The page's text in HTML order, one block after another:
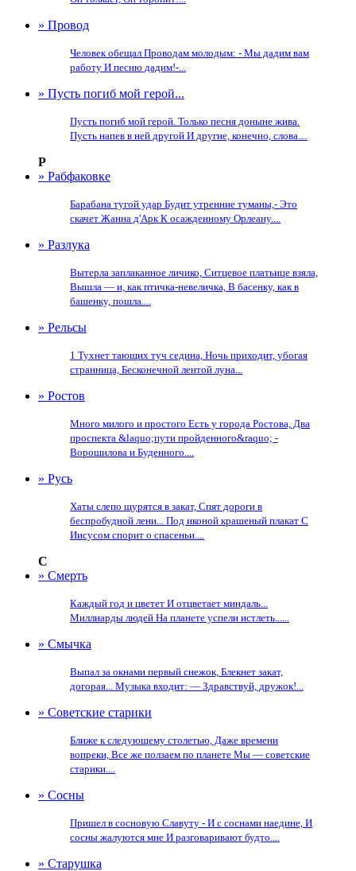
» Провод
Человек обещал Проводам молодым: - Мы дадим вам
работу И песню дадим!-...
» Пусть погиб мой герой...
Пусть погиб мой герой. Только песня доныне жива.
Пусть напев в ней другой И другие, конечно, слова....
Р
» Рабфаковке
Барабана тугой удар Будит утренние туманы,- Это
скачет Жанна д'Арк К осажденному Орлеану....
» Разлука
Вытерла заплаканное личико, Ситцевое платьице взяла,
Вышла — и, как птичка-невеличка, В басенку, как в
башенку, пошла....
» Рельсы
1 Тухнет тающих туч седина, Ночь приходит, убогая
странница, Бесконечной лентой луна...
» Ростов
Много милого и простого Есть у города Ростова, Два
проспекта &laquo;пути пройденного&raquo; -
Ворошилова и Буденного....
» Русь
Хаты слепо щурятся в закат, Спят дороги в
беспробудной лени... Под иконой крашеный плакат С
Иисусом спорит о спасеньи....
С
» Смерть
Каждый год и цветет И отцветает миндаль...
Миллиарды людей На планете успели истлеть......
» Смычка
Выпал за окнами первый снежок, Блекнет закат,
догорая... Музыка входит: — Здравствуй, дружок!...
» Советские старики
Ближе к следующему столетью, Даже времени
вопреки, Все же ползаем по планете Мы — советские
старики....
» Сосны
Пришел в сосновую Славуту - И с соснами наедине, И
сосны жалуются мне И разговаривают будто....
» Старушка